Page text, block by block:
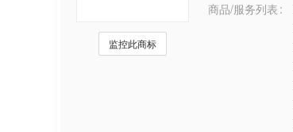
监控此商标
商品/服务列表